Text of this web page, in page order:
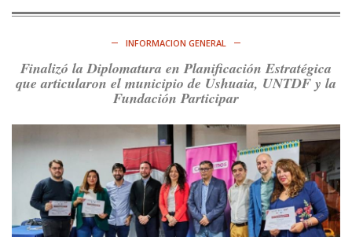
INFORMACION GENERAL
Finalizó la Diplomatura en Planificación Estratégica
que articularon el municipio de Ushuaia, UNTDF y la
Fundación Participar